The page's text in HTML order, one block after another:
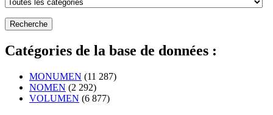
Catégories de la base de données :
MONUMEN (11 287)
NOMEN (2 292)
VOLUMEN (6 877)